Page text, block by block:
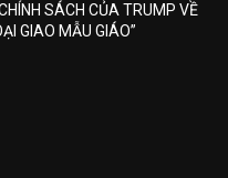
SÁCH CỦA TRUMP VỀ
GIAO MẪU GIÁO”